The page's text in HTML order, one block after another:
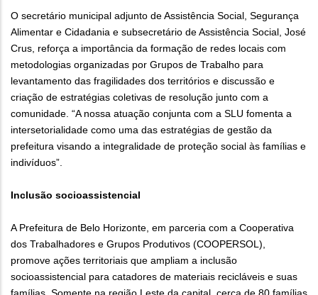
O secretário municipal adjunto de Assistência Social, Segurança
Alimentar e Cidadania e subsecretário de Assistência Social, José
Crus, reforça a importância da formação de redes locais com
metodologias organizadas por Grupos de Trabalho para
levantamento das fragilidades dos territórios e discussão e
criação de estratégias coletivas de resolução junto com a
comunidade. “A nossa atuação conjunta com a SLU fomenta a
intersetorialidade como uma das estratégias de gestão da
prefeitura visando a integralidade de proteção social às famílias e
indivíduos”.
Inclusão socioassistencial
A Prefeitura de Belo Horizonte, em parceria com a Cooperativa
dos Trabalhadores e Grupos Produtivos (COOPERSOL),
promove ações territoriais que ampliam a inclusão
socioassistencial para catadores de materiais recicláveis e suas